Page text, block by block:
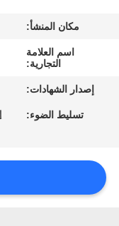
مراقبة
الجودة
اطلب
اقتباس
مكان المنشأ:
اسم العلامة
التجارية:
إصدار الشهادات:
تسليط الضوء: